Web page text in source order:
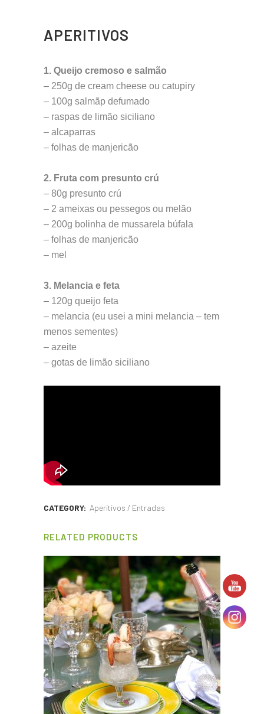
APERITIVOS
1. Queijo cremoso e salmão
– 250g de cream cheese ou catupiry
– 100g salmãp defumado
– raspas de limão siciliano
– alcaparras
– folhas de manjericão
2. Fruta com presunto crú
– 80g presunto crú
– 2 ameixas ou pessegos ou melão
– 200g bolinha de mussarela búfala
– folhas de manjericão
– mel
3. Melancia e feta
– 120g queijo feta
– melancia (eu usei a mini melancia – tem
menos sementes)
– azeite
– gotas de limão siciliano
CATEGORY: Aperitivos / Entradas
RELATED PRODUCTS